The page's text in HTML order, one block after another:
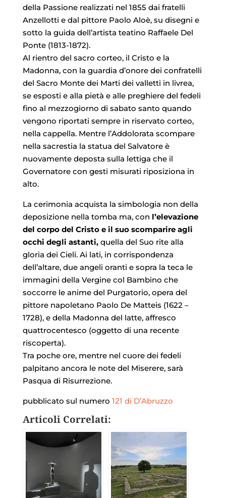
della Passione realizzati nel 1855 dai fratelli
Anzellotti e dal pittore Paolo Aloè, su disegni e
sotto la guida dell’artista teatino Raffaele Del
Ponte (1813-1872).
Al rientro del sacro corteo, il Cristo e la
Madonna, con la guardia d’onore dei confratelli
del Sacro Monte dei Marti dei valletti in livrea,
se esposti e alla pietà e alle preghiere del fedeli
fino al mezzogiorno di sabato santo quando
vengono riportati sempre in riservato corteo,
nella cappella. Mentre l’Addolorata scompare
nella sacrestia la statua del Salvatore è
nuovamente deposta sulla lettiga che il
Governatore con gesti misurati riposiziona in
alto.
La cerimonia acquista la simbologia non della
deposizione nella tomba ma, con l’elevazione
del corpo del Cristo e il suo scomparire agli
occhi degli astanti,quella del Suo rite alla
gloria dei Cieli. Ai lati, in corrispondenza
dell’altare, due angeli oranti e sopra la teca le
immagini della Vergine col Bambino che
soccorre le anime del Purgatorio, opera del
pittore napoletano Paolo De Matteis (1622 –
1728), e della Madonna del latte, affresco
quattrocentesco (oggetto di una recente
riscoperta).
Tra poche ore, mentre nel cuore dei fedeli
palpitano ancora le note del Miserere, sarà
Pasqua di Risurrezione.
pubblicato sul numero 121 di D’Abruzzo
Articoli Correlati: